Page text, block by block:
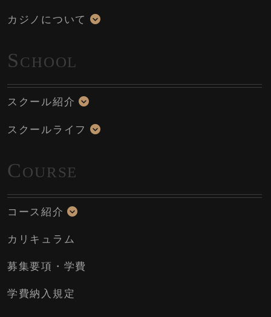
カジノについて
SCHOOL
スクール紹介
スクールライフ
COURSE
コース紹介
カリキュラム
募集要項・学費
学費納入規定